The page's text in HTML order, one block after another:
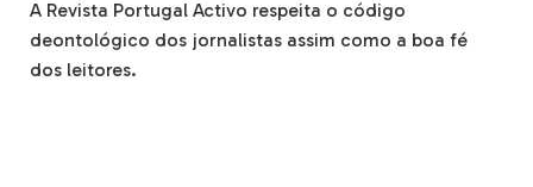
A Revista Portugal Activo respeita o código
deontológico dos jornalistas assim como a boa fé
dos leitores.